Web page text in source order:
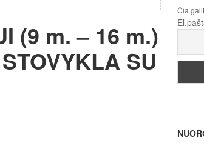
(9 m. – 16 m.)
SU
Čia